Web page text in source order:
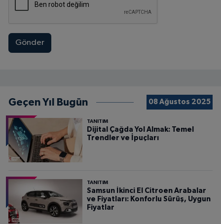
Gönder
Geçen Yıl Bugün 08 Ağustos 2025
TANITIM
Dijital Çağda Yol Almak: Temel
Trendler ve İpuçları
TANITIM
Samsun İkinci El Citroen Arabalar
ve Fiyatları: Konforlu Sürüş, Uygun
Fiyatlar